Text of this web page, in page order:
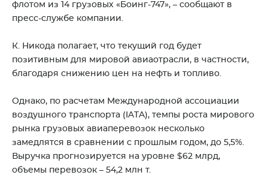
флотом из 14 грузовых «Боинг-747», – сообщают в
пресс-службе компании.
К. Никода полагает, что текущий год будет
позитивным для мировой авиаотрасли, в частности,
благодаря снижению цен на нефть и топливо.
Однако, по расчетам Международной ассоциации
воздушного транспорта (IATA), темпы роста мирового
рынка грузовых авиаперевозок несколько
замедлятся в сравнении с прошлым годом, до 5,5%.
Выручка прогнозируется на уровне $62 млрд,
объемы перевозок – 54,2 млн т.